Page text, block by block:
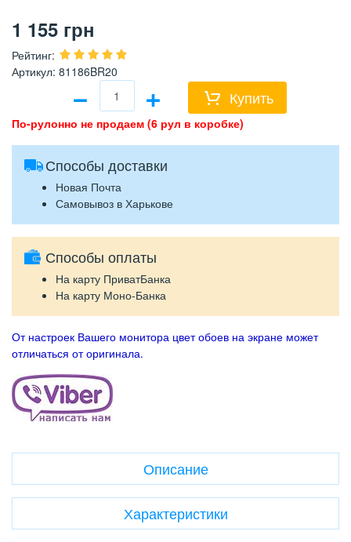
1 155 грн
Рейтинг:
Артикул: 81186BR20
− + Купить
По-рулонно не продаем (6 рул в коробке)
Способы доставки
Новая Почта
Самовывоз в Харькове
Способы оплаты
На карту ПриватБанка
На карту Моно-Банка
От настроек Вашего монитора цвет обоев на экране может
отличаться от оригинала.
Описание
Характеристики